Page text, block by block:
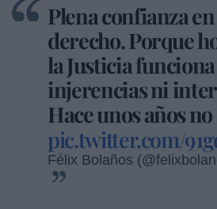
Plena confianza
derecho. Porque
la Justicia
injerencias ni
Hace unos años
pic.twitter.com/
Félix Bolaños